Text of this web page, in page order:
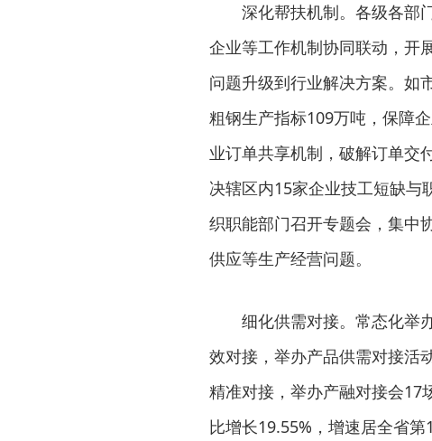
深化帮扶机制。各级各部
企业等工作机制协同联动，开
问题升级到行业解决方案。如
粗钢生产指标109万吨，保障
业订单共享机制，破解订单交
决辖区内15家企业技工短缺与
织职能部门召开专题会，集中
供应等生产经营问题。
细化供需对接。常态化举
效对接，举办产品供需对接活
精准对接，举办产融对接会17
比增长19.55%，增速居全省